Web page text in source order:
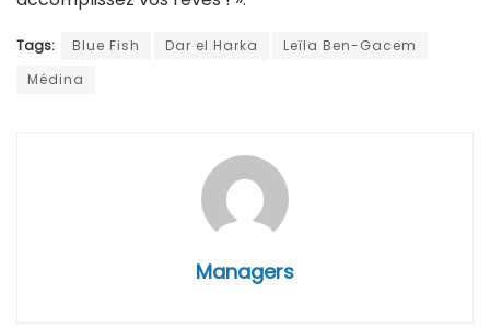
Tags: Blue Fish Dar el Harka
Leïla Ben-Gacem
Médina
Managers